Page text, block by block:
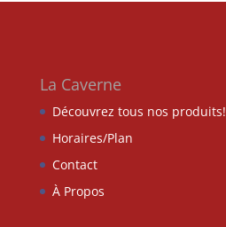
La Caverne
Découvrez tous nos produits!
Horaires/Plan
Contact
À Propos